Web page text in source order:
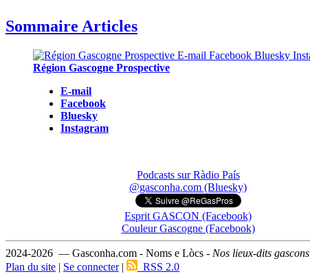
Sommaire Articles
Région Gascogne Prospective
E-mail
Facebook
Bluesky
Instagram
Podcasts sur Ràdio País
@gasconha.com (Bluesky)
Esprit GASCON (Facebook)
Couleur Gascogne (Facebook)
2024-2026 — Gasconha.com - Noms e Lòcs - Nos lieux-dits gascons
Plan du site | Se connecter| RSS 2.0